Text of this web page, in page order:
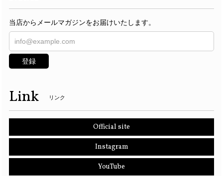
当店からメールマガジンをお届けいたします。
登録
Link リンク
Official site
Instagram
YouTube